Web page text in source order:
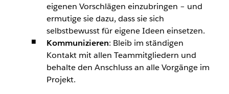
eigenen Vorschlägen einzubringen – und
ermutige sie dazu, dass sie sich
selbstbewusst für eigene Ideen einsetzen.
Kommunizieren: Bleib im ständigen
Kontakt mit allen Teammitgliedern und
behalte den Anschluss an alle Vorgänge im
Projekt.